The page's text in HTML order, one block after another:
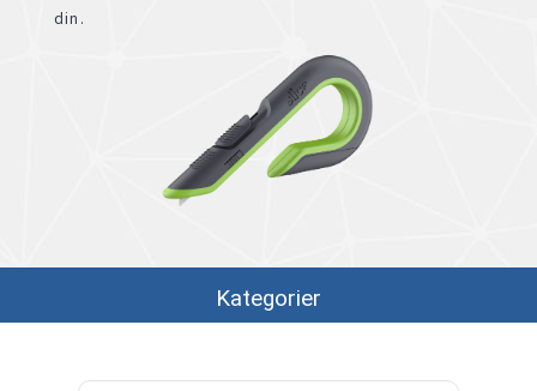
din.
Kategorier